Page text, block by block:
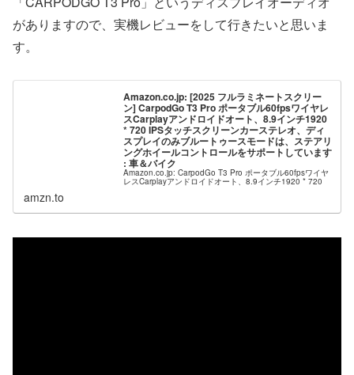
がありますので、実機レビューをして行きたいと思いま
す。
Amazon.co.jp: [2025 フルラミネートスクリー
ン] CarpodGo T3 Pro ポータブル60fpsワイヤレ
スCarplayアンドロイドオート、8.9インチ1920
* 720 IPSタッチスクリーンカーステレオ、ディ
スプレイのみブルートゥースモードは、ステアリ
ングホイールコントロールをサポートしています
: 車＆バイク
Amazon.co.jp: CarpodGo T3 Pro ポータブル60fpsワイヤ
レスCarplayアンドロイドオート、8.9インチ1920 * 720
IPSタッチスクリーンカーステレオ、ディスプレイのみブ
amzn.to